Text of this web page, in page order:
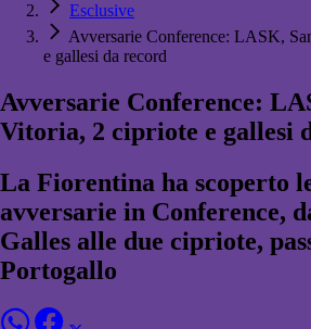
Esclusive
Avversarie Conference: LASK,
e gallesi da record
Avversarie Conference:
Vitoria, 2 cipriote e gallesi
La Fiorentina ha scoperto
avversarie in Conference,
Galles alle due cipriote,
Portogallo